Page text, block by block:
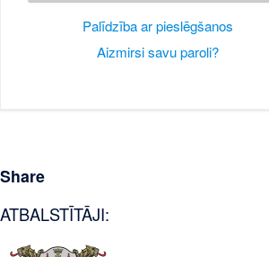
Palīdzība ar pieslēgšanos
Aizmirsi savu paroli?
Share
ATBALSTĪTĀJI: